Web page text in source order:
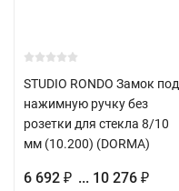
STUDIO RONDO Замок под
нажимную ручку без
розетки для стекла 8/10
мм (10.200) (DORMA)
6 692 ₽ ... 10 276 ₽